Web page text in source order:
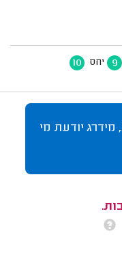
9 יחס 10
מידרג יודעת מי